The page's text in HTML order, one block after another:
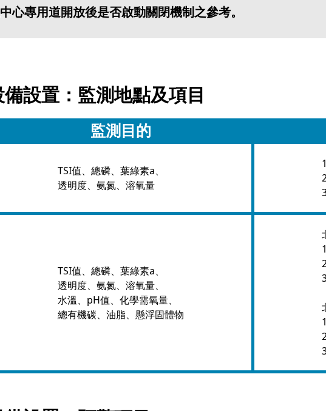
心專用道開放後是否啟動關閉機制之參考。
設置：監測地點及項目
監測目的
TSI值、總磷、葉綠素a、
透明度、氨氮、溶氧量
TSI值、總磷、葉綠素a、
透明度、氨氮、溶氧量、
水溫、pH值、化學需氧量、
總有機碳、油脂、懸浮固體物